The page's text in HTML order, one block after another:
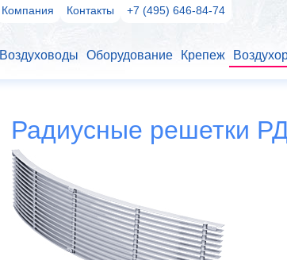
Компания Контакты +7 (495) 646-84-74
Воздуховоды Оборудование Крепеж
Радиусные решетки